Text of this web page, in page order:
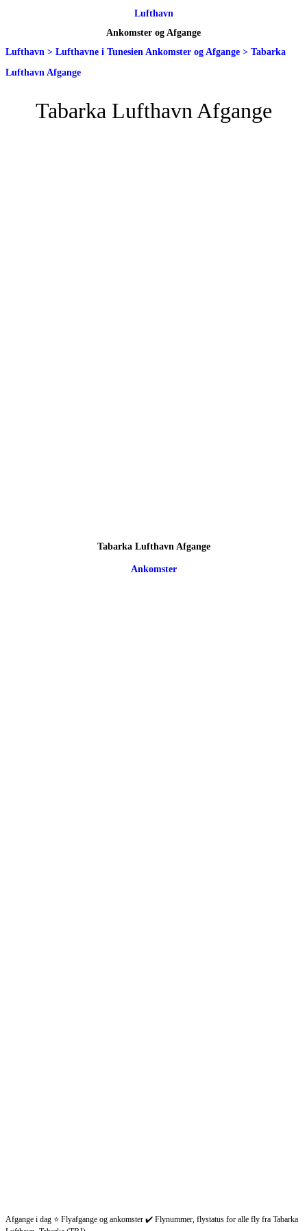
Lufthavn
Ankomster og Afgange
Lufthavn > Lufthavne i Tunesien Ankomster og Afgange > Tabarka
Lufthavn Afgange
Tabarka Lufthavn Afgange
Tabarka Lufthavn Afgange
Ankomster
Afgange i dag ⭐ Flyafgange og ankomster ✔️ Flynummer, flystatus for alle fly fra Tabarka